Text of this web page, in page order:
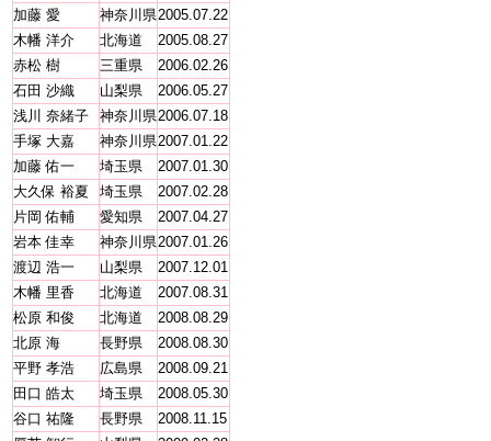
加藤 愛
神奈川県2005.07.22
木幡 洋介
北海道
2005.08.27
赤松 樹
三重県
2006.02.26
石田 沙織
山梨県
2006.05.27
浅川 奈緒子
神奈川県2006.07.18
手塚 大嘉
神奈川県2007.01.22
加藤 佑一
埼玉県
2007.01.30
大久保 裕夏
埼玉県
2007.02.28
片岡 佑輔
愛知県
2007.04.27
岩本 佳幸
神奈川県2007.01.26
渡辺 浩一
山梨県
2007.12.01
木幡 里香
北海道
2007.08.31
松原 和俊
北海道
2008.08.29
北原 海
長野県
2008.08.30
平野 孝浩
広島県
2008.09.21
田口 皓太
埼玉県
2008.05.30
谷口 祐隆
長野県
2008.11.15